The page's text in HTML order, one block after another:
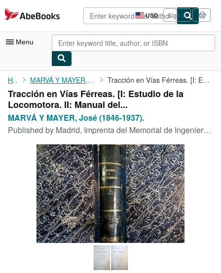
Skip to main content
AbeBooks.com USD
Site
shopping
preferences
Sign in
Menu
My Account
My Purchases
Advanced Search
Browse Collections
Rare Books
Art & Collectibles
Textbooks
Start Selling
CLOSE
Home MARVÁ Y MAYER, José (1846-1937). Tracción en Vías Férreas. [I: Estudio de la Locomotora. II: ...
Tracción en Vías Férreas. [I: Estudio de la
Locomotora. II: Manual del...
MARVÁ Y MAYER, José (1846-1937).
Published by Madrid, Imprenta del Memorial de Ingenieros, 1877-1878.